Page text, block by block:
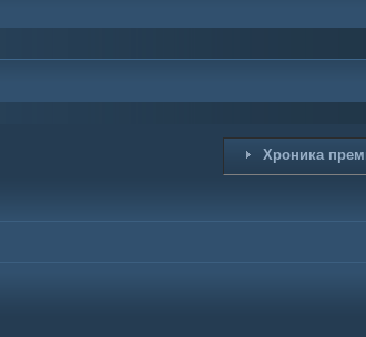
Хроника